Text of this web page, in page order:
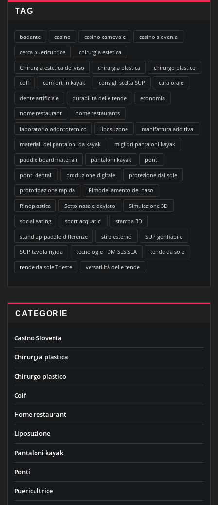
TAG
badante casino casino carnevale casino slovenia
cerca puericultrice chirurgia estetica
Chirurgia estetica del viso chirurgia plastica chirurgo plastico
colf comfort in kayak consigli scelta SUP cura orale
dente artificiale durabilità delle tende economia
home restaurant home restaurants
laboratorio odontotecnico liposuzone manifattura additiva
materiali dei pantaloni da kayak migliori pantaloni kayak
paddle board materiali pantaloni kayak ponti
ponti dentali produzione digitale protezione dal sole
prototipazione rapida Rimodellamento del naso
Rinoplastica Setto nasale deviato Simulazione 3D
social eating sport acquatici stampa 3D
stand up paddle differenze stile esterno SUP gonfiabile
SUP tavola rigida tecnologie FDM SLS SLA tende da sole
tende da sole Trieste versatilità delle tende
CATEGORIE
Casino Slovenia
Chirurgia plastica
Chirurgo plastico
Colf
Home restaurant
Liposuzione
Pantaloni kayak
Ponti
Puericultrice